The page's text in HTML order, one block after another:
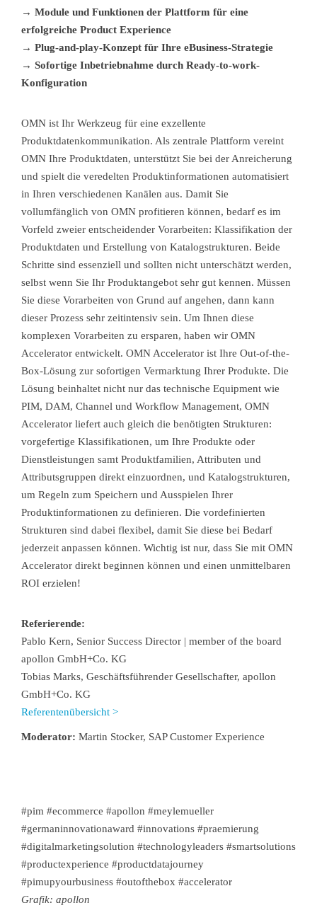
→ Module und Funktionen der Plattform für eine
erfolgreiche Product Experience
→ Plug-and-play-Konzept für Ihre eBusiness-Strategie
→ Sofortige Inbetriebnahme durch Ready-to-work-
Konfiguration
OMN ist Ihr Werkzeug für eine exzellente
Produktdatenkommunikation. Als zentrale Plattform vereint
OMN Ihre Produktdaten, unterstützt Sie bei der Anreicherung
und spielt die veredelten Produktinformationen automatisiert
in Ihren verschiedenen Kanälen aus. Damit Sie
vollumfänglich von OMN profitieren können, bedarf es im
Vorfeld zweier entscheidender Vorarbeiten: Klassifikation der
Produktdaten und Erstellung von Katalogstrukturen. Beide
Schritte sind essenziell und sollten nicht unterschätzt werden,
selbst wenn Sie Ihr Produktangebot sehr gut kennen. Müssen
Sie diese Vorarbeiten von Grund auf angehen, dann kann
dieser Prozess sehr zeitintensiv sein. Um Ihnen diese
komplexen Vorarbeiten zu ersparen, haben wir OMN
Accelerator entwickelt. OMN Accelerator ist Ihre Out-of-the-
Box-Lösung zur sofortigen Vermarktung Ihrer Produkte. Die
Lösung beinhaltet nicht nur das technische Equipment wie
PIM, DAM, Channel und Workflow Management, OMN
Accelerator liefert auch gleich die benötigten Strukturen:
vorgefertige Klassifikationen, um Ihre Produkte oder
Dienstleistungen samt Produktfamilien, Attributen und
Attributsgruppen direkt einzuordnen, und Katalogstrukturen,
um Regeln zum Speichern und Ausspielen Ihrer
Produktinformationen zu definieren. Die vordefinierten
Strukturen sind dabei flexibel, damit Sie diese bei Bedarf
jederzeit anpassen können. Wichtig ist nur, dass Sie mit OMN
Accelerator direkt beginnen können und einen unmittelbaren
ROI erzielen!
Referierende:
Pablo Kern, Senior Success Director | member of the board
apollon GmbH+Co. KG
Tobias Marks, Geschäftsführender Gesellschafter, apollon
GmbH+Co. KG
Referentenübersicht >
Moderator: Martin Stocker, SAP Customer Experience
#pim #ecommerce #apollon #meylemueller
#germaninnovationaward #innovations #praemierung
#digitalmarketingsolution #technologyleaders #smartsolutions
#productexperience #productdatajourney
#pimupyourbusiness #outofthebox #accelerator
Grafik: apollon